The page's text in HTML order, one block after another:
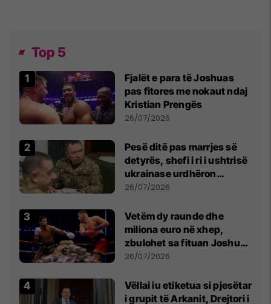
Top 5
Fjalët e para të Joshuas
pas fitores me nokaut ndaj
Kristian Prengës
26/07/2026
Pesë ditë pas marrjes së
detyrës, shefi i ri i ushtrisë
ukrainase urdhëron
kontroll të madh
26/07/2026
Vetëm dy raunde dhe
miliona euro në xhep,
zbulohet sa fituan Joshua
e Prenga
26/07/2026
Vëllai iu etiketua si pjesëtar
i grupit të Arkanit, Drejtori i